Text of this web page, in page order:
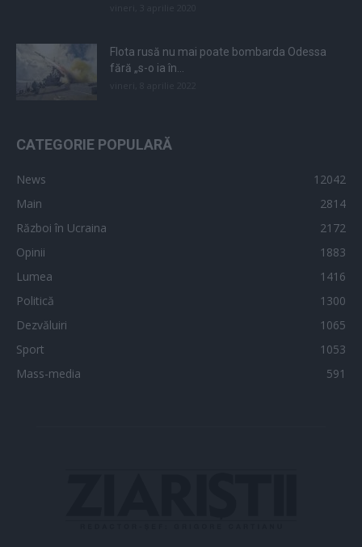
Flota rusă nu mai poate bombarda Odessa
fără „s-o ia în...
CATEGORIE POPULARĂ
News
12042
Main
2814
Război în Ucraina
2172
Opinii
1883
Lumea
1416
Politică
1300
Dezvăluiri
1065
Sport
1053
Mass-media
591